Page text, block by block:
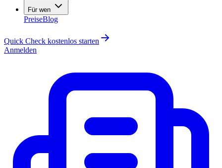
Für wen
PreiseBlog
Quick Check kostenlos starten
Anmelden